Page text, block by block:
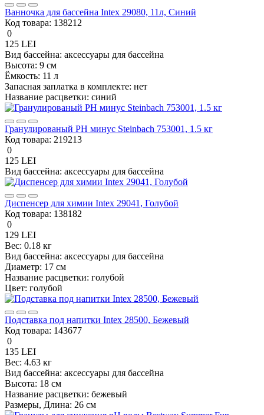
Ванночка для бассейна Intex 29080, 11л, Синий
Код товара: 138212
0
125 LEI
Вид бассейна: аксессуары для бассейна
Высота: 9 см
Ёмкость: 11 л
Запасная заплатка в комплекте: нет
Название расцветки: синий
Гранулированый PH минус Steinbach 753001, 1.5 кг
Код товара: 219213
0
125 LEI
Вид бассейна: аксессуары для бассейна
Диспенсер для химии Intex 29041, Голубой
Код товара: 138182
0
129 LEI
Вес: 0.18 кг
Вид бассейна: аксессуары для бассейна
Диаметр: 17 см
Название расцветки: голубой
Цвет: голубой
Подставка под напитки Intex 28500, Бежевый
Код товара: 143677
0
135 LEI
Вес: 4.63 кг
Вид бассейна: аксессуары для бассейна
Высота: 18 см
Название расцветки: бежевый
Размеры, Длина: 26 см